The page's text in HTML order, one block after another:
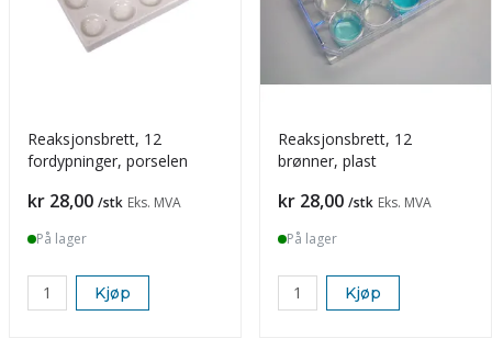
Reaksjonsbrett, 12
fordypninger, porselen
Pris
kr 28,00 /stk Eks. MVA
På lager
Kjøp
Reaksjonsbrett, 12
brønner, plast
Pris
kr 28,00 /stk Eks. MVA
På lager
Kjøp